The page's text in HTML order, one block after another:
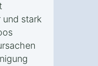
und stark